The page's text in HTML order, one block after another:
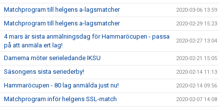
Matchprogram till helgens a-lagsmatcher 2020-03-06 13:59
Matchprogram till helgens a-lagsmatcher 2020-02-29 15:23
4 mars är sista anmälningsdag för Hammaröcupen - passa
på att anmäla ert lag!
2020-02-27 13:04
Damerna möter serieledande IKSU 2020-02-21 15:05
Säsongens sista seriederby! 2020-02-14 11:13
Hammaröcupen - 80 lag anmälda just nu! 2020-02-14 09:56
Matchprogram inför helgens SSL-match 2020-02-07 14:08